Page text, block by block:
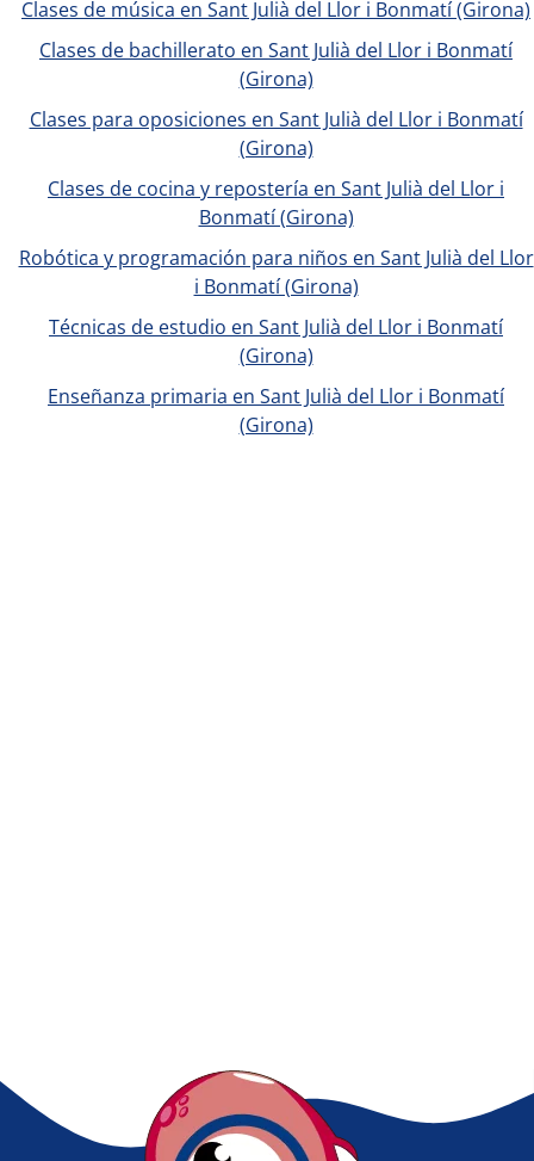
Clases de música en Sant Julià del Llor i Bonmatí (Girona)
Clases de bachillerato en Sant Julià del Llor i Bonmatí
(Girona)
Clases para oposiciones en Sant Julià del Llor i Bonmatí
(Girona)
Clases de cocina y repostería en Sant Julià del Llor i
Bonmatí (Girona)
Robótica y programación para niños en Sant Julià del Llor
i Bonmatí (Girona)
Técnicas de estudio en Sant Julià del Llor i Bonmatí
(Girona)
Enseñanza primaria en Sant Julià del Llor i Bonmatí
(Girona)